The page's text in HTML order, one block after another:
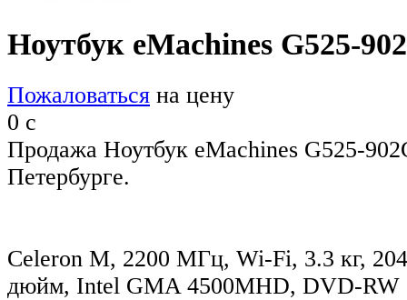
Ноутбук eMachines G525-
Пожаловаться на цену
0 c
Продажа Ноутбук eMachines G525-
Петербурге.
Celeron M, 2200 МГц, Wi-Fi, 3.3 кг,
дюйм, Intel GMA 4500MHD, DVD-RW